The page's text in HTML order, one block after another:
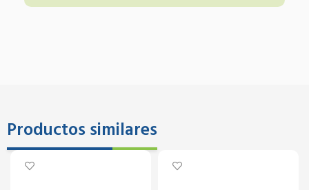
Productos similares